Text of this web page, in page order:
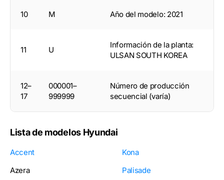
10 M Año del modelo: 2021
11 U
Información de la planta:
ULSAN SOUTH KOREA
12–
17
000001–
999999
Número de producción
secuencial (varía)
Lista de modelos Hyundai
Accent
Azera
Kona
Palisade